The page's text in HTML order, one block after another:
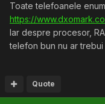
Toate telefoanele
https://
Iar despre procesor,
telefon bun nu ar
Quote